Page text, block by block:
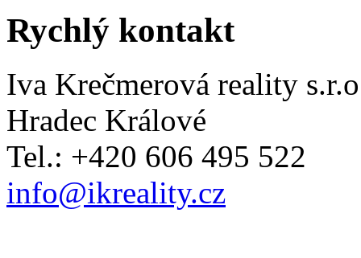
Rychlý kontakt
Iva Krečmerová reality
Hradec Králové
Tel.: +420 606 495 522
info@ikreality.cz